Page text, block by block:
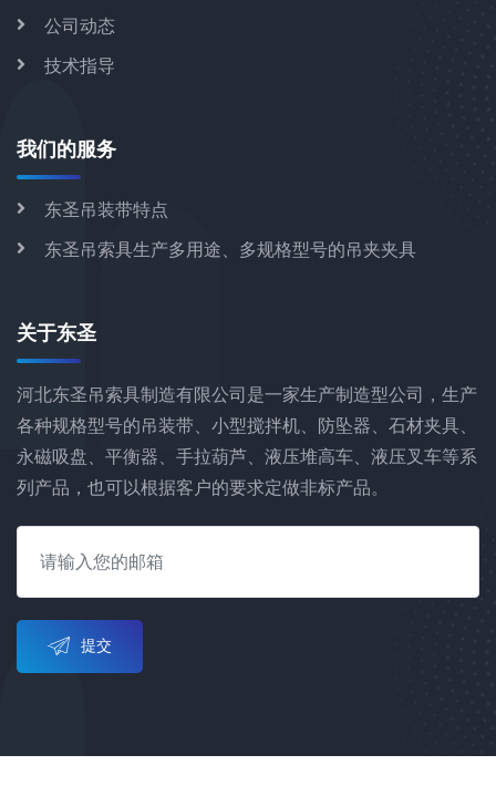
公司动态
技术指导
我们的服务
东圣吊装带特点
东圣吊索具生产多用途、多规格型号的吊夹夹具
关于东圣
河北东圣吊索具制造有限公司是一家生产制造型公司，生产
各种规格型号的吊装带、小型搅拌机、防坠器、石材夹具、
永磁吸盘、平衡器、手拉葫芦、液压堆高车、液压叉车等系
列产品，也可以根据客户的要求定做非标产品。
提交